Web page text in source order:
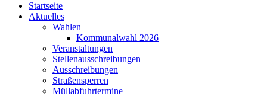
Startseite
Aktuelles
Wahlen
Kommunalwahl 2026
Veranstaltungen
Stellenausschreibungen
Ausschreibungen
Straßensperren
Müllabfuhrtermine